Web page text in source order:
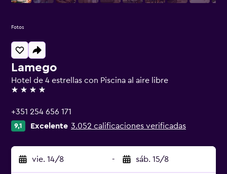
Lamego
Hotel de 4 estrellas con Piscina al aire libre
4 estrellas
+351 254 656 171
9,1 Excelente 3.052 calificaciones verificadas
vie. 14/8 - sáb. 15/8
Fotos